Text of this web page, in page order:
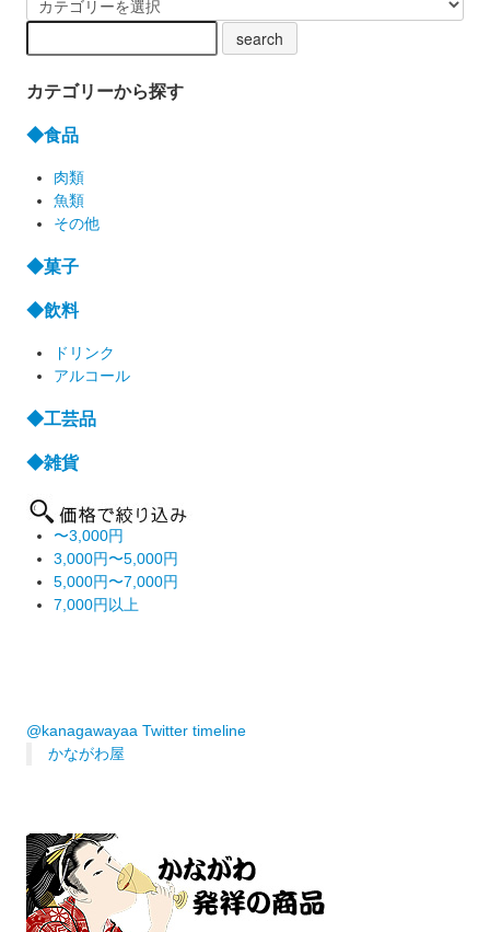
カテゴリーから探す
◆食品
肉類
魚類
その他
◆菓子
◆飲料
ドリンク
アルコール
◆工芸品
◆雑貨
〜3,000円
3,000円〜5,000円
5,000円〜7,000円
7,000円以上
@kanagawayaa Twitter timeline
かながわ屋